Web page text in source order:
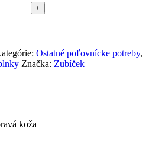
Ostatné poľovnícke potreby,
Značka: Zubíček
koža